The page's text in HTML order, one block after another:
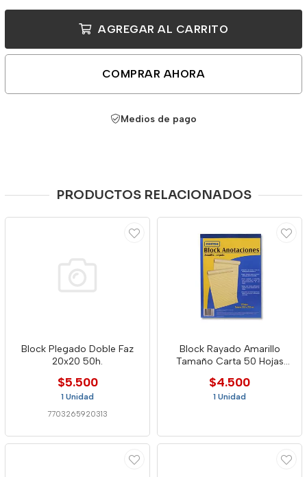
AGREGAR AL CARRITO
COMPRAR AHORA
Medios de pago
PRODUCTOS RELACIONADOS
Block Plegado Doble Faz
20x20 50h.
$5.500
1 Unidad
7703265920313
Block Rayado Amarillo
Tamaño Carta 50 Hojas
$4.500
1 Unidad